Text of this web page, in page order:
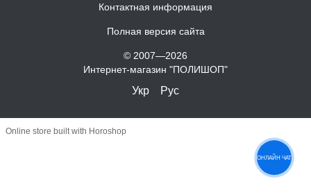
Контактная информация
Полная версия сайта
© 2007—2026
Интернет-магазин "ПОЛИШОП"
Укр Рус
Online store built with Horoshop
ОНЛАЙН ЧАТ